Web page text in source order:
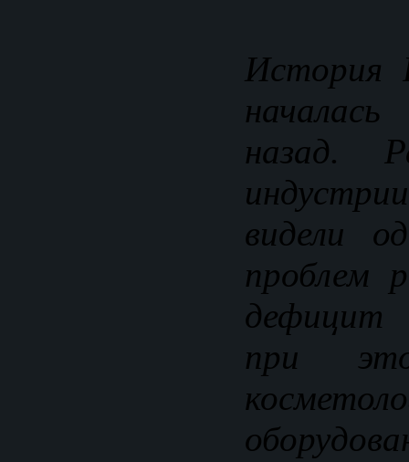
История
назад.
видели
проблем
дефицит
при